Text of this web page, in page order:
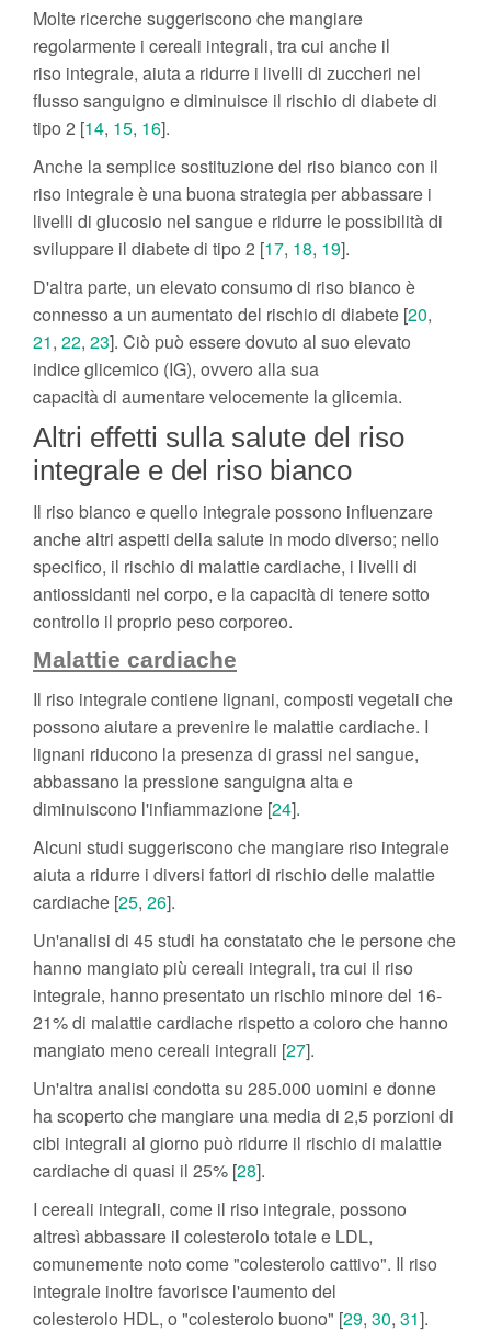
Molte ricerche suggeriscono che mangiare
regolarmente i cereali integrali, tra cui anche il
riso integrale, aiuta a ridurre i livelli di zuccheri nel
flusso sanguigno e diminuisce il rischio di diabete di
tipo 2 [14, 15, 16].
Anche la semplice sostituzione del riso bianco con il
riso integrale è una buona strategia per abbassare i
livelli di glucosio nel sangue e ridurre le possibilità di
sviluppare il diabete di tipo 2 [17, 18, 19].
D'altra parte, un elevato consumo di riso bianco è
connesso a un aumentato del rischio di diabete [20,
21, 22, 23]. Ciò può essere dovuto al suo elevato
indice glicemico (IG), ovvero alla sua
capacità di aumentare velocemente la glicemia.
Altri effetti sulla salute del riso
integrale e del riso bianco
Il riso bianco e quello integrale possono influenzare
anche altri aspetti della salute in modo diverso; nello
specifico, il rischio di malattie cardiache, i livelli di
antiossidanti nel corpo, e la capacità di tenere sotto
controllo il proprio peso corporeo.
Malattie cardiache
Il riso integrale contiene lignani, composti vegetali che
possono aiutare a prevenire le malattie cardiache. I
lignani riducono la presenza di grassi nel sangue,
abbassano la pressione sanguigna alta e
diminuiscono l'infiammazione [24].
Alcuni studi suggeriscono che mangiare riso integrale
aiuta a ridurre i diversi fattori di rischio delle malattie
cardiache [25, 26].
Un'analisi di 45 studi ha constatato che le persone che
hanno mangiato più cereali integrali, tra cui il riso
integrale, hanno presentato un rischio minore del 16-
21% di malattie cardiache rispetto a coloro che hanno
mangiato meno cereali integrali [27].
Un'altra analisi condotta su 285.000 uomini e donne
ha scoperto che mangiare una media di 2,5 porzioni di
cibi integrali al giorno può ridurre il rischio di malattie
cardiache di quasi il 25% [28].
I cereali integrali, come il riso integrale, possono
altresì abbassare il colesterolo totale e LDL,
comunemente noto come "colesterolo cattivo". Il riso
integrale inoltre favorisce l'aumento del
colesterolo HDL, o "colesterolo buono" [29, 30, 31].